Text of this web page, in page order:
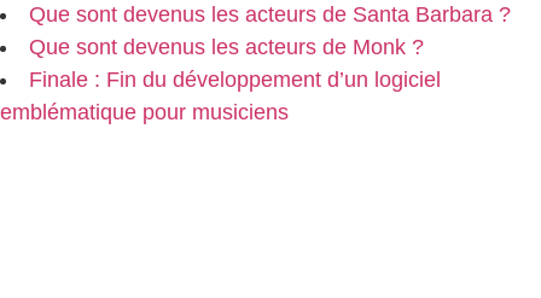
Que sont devenus les acteurs de Santa Barbara ?
Que sont devenus les acteurs de Monk ?
Finale : Fin du développement d’un logiciel
emblématique pour musiciens